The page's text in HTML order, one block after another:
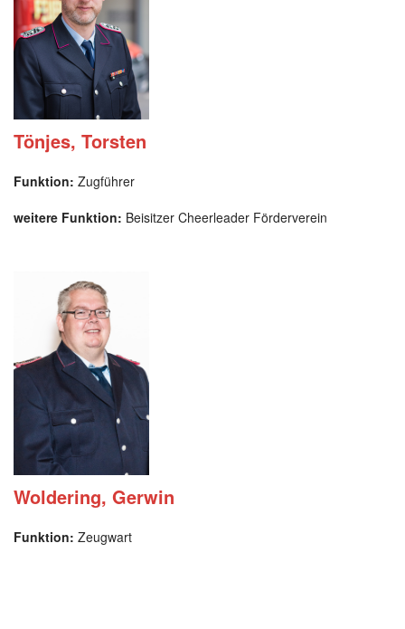
Tönjes, Torsten
Funktion: Zugführer
weitere Funktion: Beisitzer Cheerleader Förderverein
Woldering, Gerwin
Funktion: Zeugwart